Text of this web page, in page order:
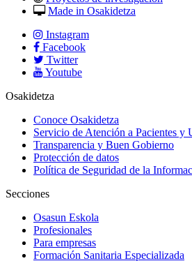
Made in Osakidetza
Instagram
Facebook
Twitter
Youtube
Osakidetza
Conoce Osakidetza
Servicio de Atención a Pacientes y
Transparencia y Buen Gobierno
Protección de datos
Política de Seguridad de la
Secciones
Osasun Eskola
Profesionales
Para empresas
Formación Sanitaria Especializada